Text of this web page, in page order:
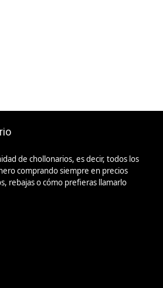
de chollonarios, es decir, todos los
comprando siempre en precios
rebajas o cómo prefieras llamarlo